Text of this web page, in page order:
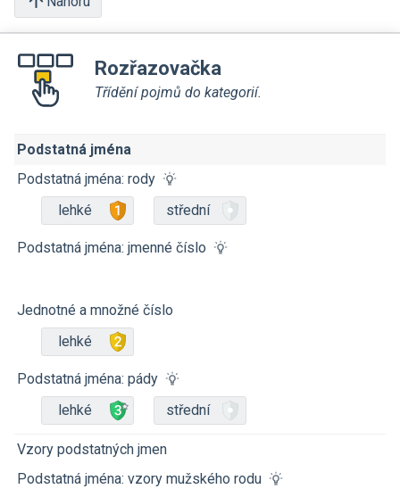
Rozřazovačka
Třídění pojmů do kategorií.
Podstatná jména
Podstatná jména: rody
lehké
střední
Podstatná jména: jmenné číslo
Jednotné a množné číslo
lehké
Podstatná jména: pády
lehké
střední
Vzory podstatných jmen
Podstatná jména: vzory mužského rodu